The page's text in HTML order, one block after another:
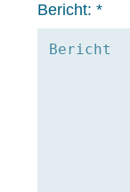
Bericht:*